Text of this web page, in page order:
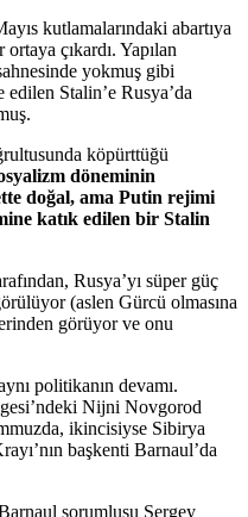
kutlamalarındaki abartıya
çıkardı. Yapılan
yokmuş gibi
Stalin’e Rusya’da
köpürttüğü
döneminin
doğal, ama Putin rejimi
katık edilen bir Stalin
Rusya’yı süper güç
(aslen Gürcü olmasına
görüyor ve onu
politikanın devamı.
Nijni Novgorod
ikincisiyse Sibirya
başkenti Barnaul’da
sorumlusu Sergey